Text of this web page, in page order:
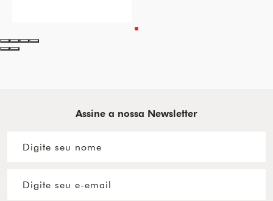
Assine a nossa Newsletter